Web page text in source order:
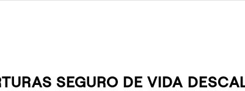
SEGURO DE VIDA